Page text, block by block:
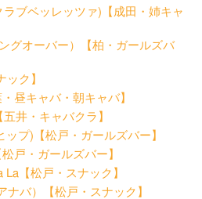
ラブベッレッツァ)【成田・姉キャ
グオーバー）【柏・ガールズバ
ック】
昼キャバ・朝キャバ】
井・キャバクラ】
プ)【松戸・ガールズバー】
戸・ガールズバー】
【松戸・スナック】
バ）【松戸・スナック】